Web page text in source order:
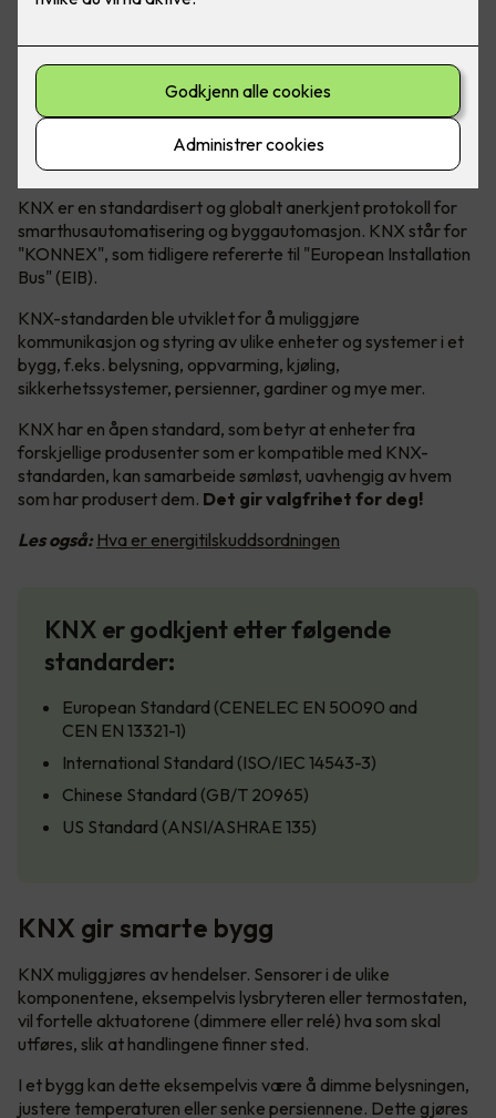
KNX Association både utvikler og eier teknologien. KNX
kan brukes i både næringsbygg, borettslag og bolig.
Hva er egentlig KNX?
KNX er en standardisert og globalt anerkjent protokoll for
smarthusautomatisering og byggautomasjon. KNX står for
"KONNEX", som tidligere refererte til "European Installation
Bus" (EIB).
KNX-standarden ble utviklet for å muliggjøre
kommunikasjon og styring av ulike enheter og systemer i et
bygg, f.eks. belysning, oppvarming, kjøling,
sikkerhetssystemer, persienner, gardiner og mye mer.
KNX har en åpen standard, som betyr at enheter fra
forskjellige produsenter som er kompatible med KNX-
standarden, kan samarbeide sømløst, uavhengig av hvem
som har produsert dem. Det gir valgfrihet for deg!
Les også: Hva er energitilskuddsordningen
KNX er godkjent etter følgende
standarder:
European Standard (CENELEC EN 50090 and
CEN EN 13321-1)
International Standard (ISO/IEC 14543-3)
Chinese Standard (GB/T 20965)
US Standard (ANSI/ASHRAE 135)
KNX gir smarte bygg
KNX muliggjøres av hendelser. Sensorer i de ulike
komponentene, eksempelvis lysbryteren eller termostaten,
vil fortelle aktuatorene (dimmere eller relé) hva som skal
utføres, slik at handlingene finner sted.
I et bygg kan dette eksempelvis være å dimme belysningen,
justere temperaturen eller senke persiennene. Dette gjøres